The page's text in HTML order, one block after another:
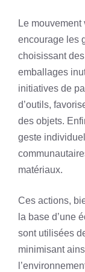
Le
encourage les
choisissant
emballages
initiatives de
d’outils,
des objets.
geste
matériaux.
Ces actions,
la base d’une
sont utilisées
minimisant